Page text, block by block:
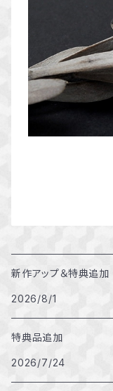
新作アップ＆特典追加
2026/8/1
特典品追加
2026/7/24